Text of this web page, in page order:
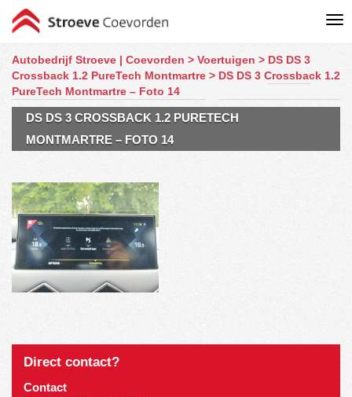
Autobedrijf Stroeve | Coevorden > Voertuigen > DS DS 3
Crossback 1.2 PureTech Montmartre > DS DS 3 Crossback 1.2
PureTech Montmartre – Foto 14
DS DS 3 CROSSBACK 1.2 PURETECH
MONTMARTRE – FOTO 14
Direct contact?
Contact